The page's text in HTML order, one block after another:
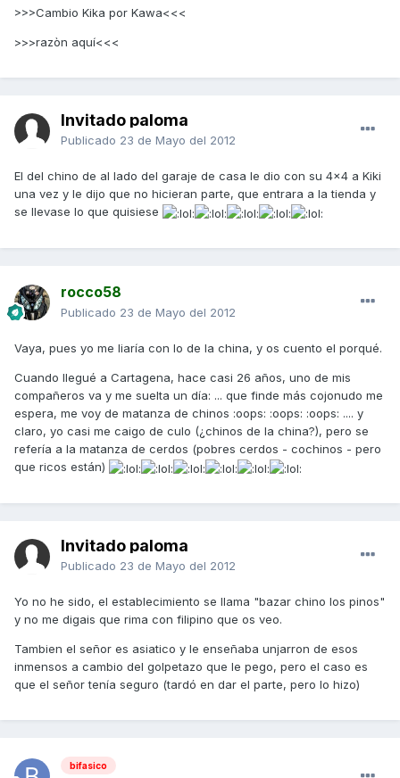
>>>Cambio Kika por Kawa<<<
>>>razòn aquí<<<
Invitado paloma
Publicado 23 de Mayo del 2012
El del chino de al lado del garaje de casa le dio con su 4x4 a Kiki
una vez y le dijo que no hicieran parte, que entrara a la tienda y
se llevase lo que quisiese
rocco58
Publicado 23 de Mayo del 2012
Vaya, pues yo me liaría con lo de la china, y os cuento el porqué.
Cuando llegué a Cartagena, hace casi 26 años, uno de mis
compañeros va y me suelta un día: ... que finde más cojonudo me
espera, me voy de matanza de chinos :oops: :oops: :oops: .... y
claro, yo casi me caigo de culo (¿chinos de la china?), pero se
refería a la matanza de cerdos (pobres cerdos - cochinos - pero
que ricos están)
Invitado paloma
Publicado 23 de Mayo del 2012
Yo no he sido, el establecimiento se llama "bazar chino los pinos"
y no me digais que rima con filipino que os veo.
Tambien el señor es asiatico y le enseñaba unjarron de esos
inmensos a cambio del golpetazo que le pego, pero el caso es
que el señor tenía seguro (tardó en dar el parte, pero lo hizo)
bifasico